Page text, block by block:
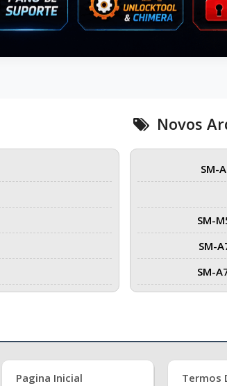
Novos
SM-
SM-
SM-
SM-
Pagina Inicial Termos